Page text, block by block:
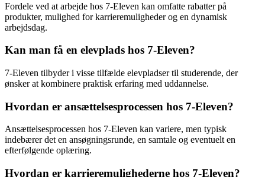
Fordele ved at arbejde hos 7-Eleven kan omfatte rabatter på
produkter, mulighed for karrieremuligheder og en dynamisk
arbejdsdag.
Kan man få en elevplads hos 7-Eleven?
7-Eleven tilbyder i visse tilfælde elevpladser til studerende, der
ønsker at kombinere praktisk erfaring med uddannelse.
Hvordan er ansættelsesprocessen hos 7-Eleven?
Ansættelsesprocessen hos 7-Eleven kan variere, men typisk
indebærer det en ansøgningsrunde, en samtale og eventuelt en
efterfølgende oplæring.
Hvordan er karrieremulighederne hos 7-Eleven?